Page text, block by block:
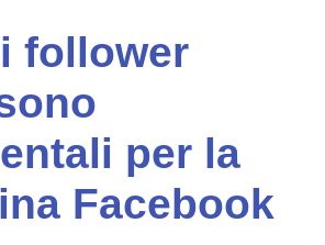
follower
per la
Facebook